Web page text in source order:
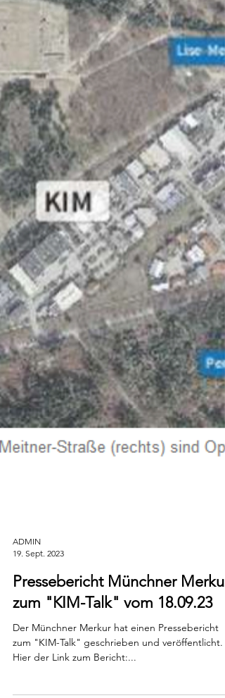
19. Sept. 2023
Pressebericht Münchner Merkur
zum "KIM-Talk" vom 18.09.23
Der Münchner Merkur hat einen Pressebericht